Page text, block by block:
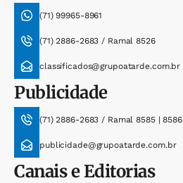
(71) 99965-8961
(71) 2886-2683 / Ramal 8526
classificados@grupoatarde.com.br
Publicidade
(71) 2886-2683 / Ramal 8585 | 8586
publicidade@grupoatarde.com.br
Canais e Editorias